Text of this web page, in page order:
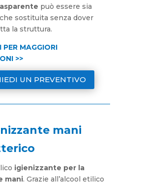
può essere sia
sostituita senza dover
la struttura.
PER MAGGIORI
>>
UN PREVENTIVO
mani
igienizzante per la
mani. Grazie all’alcool etilico